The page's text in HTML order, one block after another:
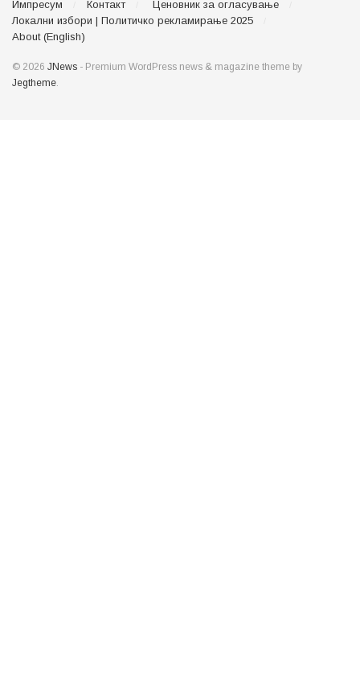
Импресум Контакт
Ценовник за огласување
Локални избори | Политичко рекламирање 2025
About (English)
© 2026 JNews - Premium WordPress news & magazine theme by
Jegtheme.